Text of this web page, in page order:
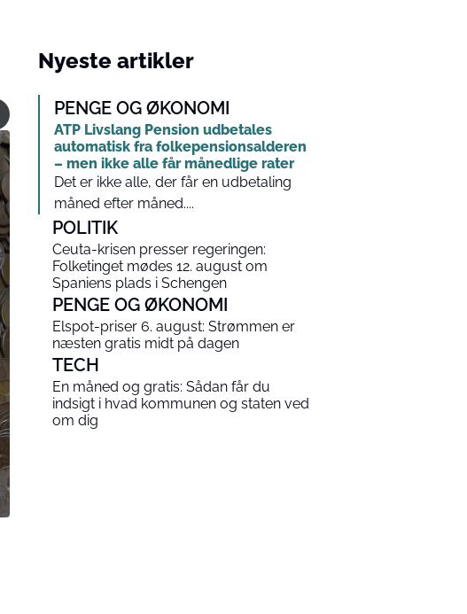
Nyeste artikler
PENGE OG ØKONOMI
ATP Livslang Pension udbetales
automatisk fra folkepensionsalderen
– men ikke alle får månedlige rater
Det er ikke alle, der får en udbetaling
måned efter måned....
POLITIK
Ceuta-krisen presser regeringen:
Folketinget mødes 12. august om
Spaniens plads i Schengen
PENGE OG ØKONOMI
Elspot-priser 6. august: Strømmen er
næsten gratis midt på dagen
TECH
En måned og gratis: Sådan får du
indsigt i hvad kommunen og staten ved
om dig